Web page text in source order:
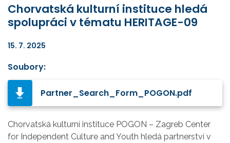
Chorvatská kulturní instituce hledá
spolupráci v tématu HERITAGE-09
15. 7. 2025
Soubory:
Partner_Search_Form_POGON.pdf
Chorvatská kulturní instituce POGON – Zagreb Center
for Independent Culture and Youth hledá partnerství v